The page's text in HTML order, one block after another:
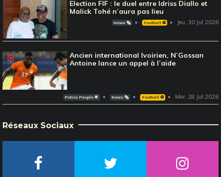
Election FIF : le duel entre Idriss Diallo et
Malick Tohé n’aura pas lieu
News 🗞️ Football ⚽️ Jeu, 30 Jul 2026
Ancien international Ivoirien, N’Gossan
Antoine lance un appel à l’aide
Potins People 🌟 News 🗞️ Football ⚽️ Mar, 28 Jul 2026
Réseaux Sociaux